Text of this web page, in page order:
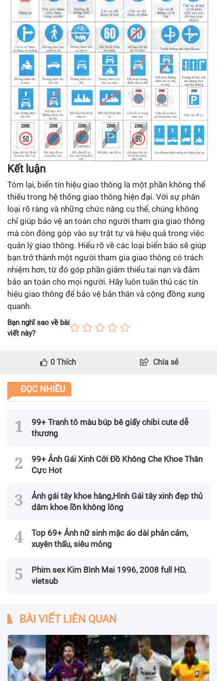
Kết luận
Tóm lại, biển tín hiệu giao thông là một phần không thể
thiếu trong hệ thống giao thông hiện đại. Với sự phân
loại rõ ràng và những chức năng cụ thể, chúng không
chỉ giúp bảo vệ an toàn cho người tham gia giao thông
mà còn đóng góp vào sự trật tự và hiệu quả trong việc
quản lý giao thông. Hiểu rõ về các loại biển báo sẽ giúp
bạn trở thành một người tham gia giao thông có trách
nhiệm hơn, từ đó góp phần giảm thiểu tai nạn và đảm
bảo an toàn cho mọi người. Hãy luôn tuân thủ các tín
hiệu giao thông để bảo vệ bản thân và cộng đồng xung
quanh.
Bạn nghĩ sao về bài
viết này?
0 Thích Chia sẻ
ĐỌC NHIỀU
99+ Tranh tô màu búp bê giấy chibi cute dễ
thương
99+ Ảnh Gái Xinh Cởi Đồ Không Che Khoe Thân
Cực Hot
Ảnh gái tây khoe hàng,Hình Gái tây xinh đẹp thủ
dâm khoe lồn không lông
Top 69+ Ảnh nữ sinh mặc áo dài phản cảm,
xuyên thấu, siêu mỏng
Phim sex Kim Bình Mai 1996, 2008 full HD,
vietsub
BÀI VIẾT LIÊN QUAN